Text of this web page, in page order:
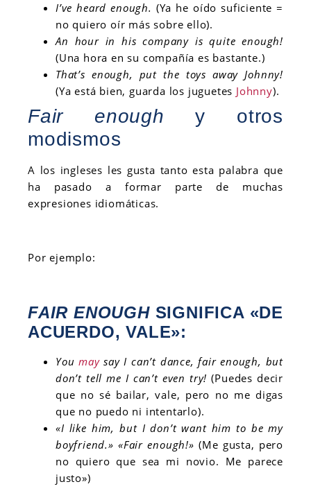
I’ve heard enough. (Ya he oído suficiente =
no quiero oír más sobre ello).
An hour in his company isquite enough!
(Una hora en su compañía es bastante.)
That’s enough, put the toys away Johnny!
(Ya está bien, guarda los juguetes Johnny).
Fair enoughy otros
modismos
A los ingleses les gusta tanto esta palabra que
ha pasado a formar parte de muchas
expresiones idiomáticas.
Por ejemplo:
FAIR ENOUGHSIGNIFICA «DE
ACUERDO, VALE»:
Youmaysay I can’t dance, fair enough, but
don’t tell me I can’t even try! (Puedes decir
que no sé bailar, vale, pero no me digas
que no puedo ni intentarlo).
«I like him, but I don’t want him to be my
boyfriend.» «Fair enough!» (Me gusta, pero
no quiero que sea mi novio. Me parece
justo»)